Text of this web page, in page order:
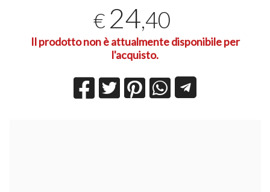
€ 24,40
Il prodotto non è attualmente disponibile per
l'acquisto.